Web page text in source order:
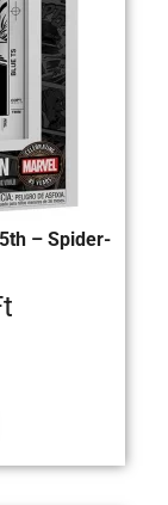
– Spider-